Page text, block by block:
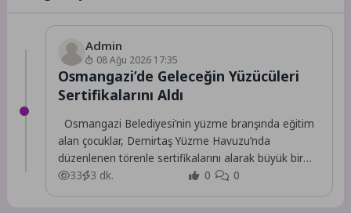
Admin
08 Ağu 2026 17:35
Osmangazi’de Geleceğin Yüzücüleri
Sertifikalarını Aldı
Osmangazi Belediyesi’nin yüzme branşında eğitim
alan çocuklar, Demirtaş Yüzme Havuzu’nda
düzenlenen törenle sertifikalarını alarak büyük bir
mutluluk yaşadı.
33 3 dk. 0 0